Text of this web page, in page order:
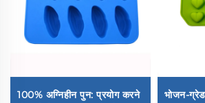
100% अग्निहीन पुन: प्रयोग करने
भोजन-